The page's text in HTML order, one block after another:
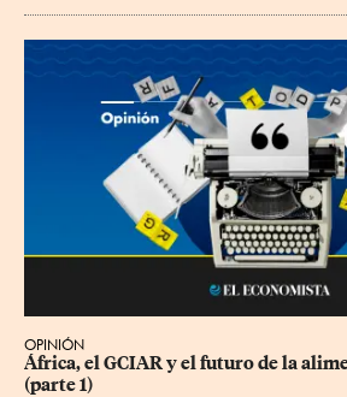
OPINIÓN
África, el GCIAR y el futuro de la
(parte 1)